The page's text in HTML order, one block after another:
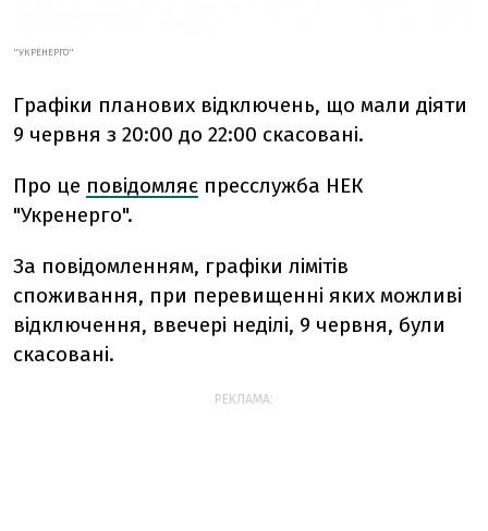
"УКРЕНЕРГО"
Графіки планових відключень, що мали діяти
9 червня з 20:00 до 22:00 скасовані.
Про це повідомляє пресслужба НЕК
"Укренерго".
За повідомленням, графіки лімітів
споживання, при перевищенні яких можливі
відключення, ввечері неділі, 9 червня, були
скасовані.
РЕКЛАМА: